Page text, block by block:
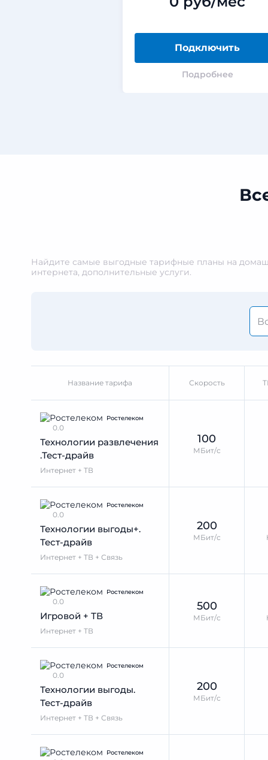
Подключить
Подробнее
Найдите самые выгодные тарифные планы на
интернета, дополнительные услуги.
Название тарифа Скорость
Ростелеком
0.0
Технологии развлечения
.Тест-драйв
Интернет + ТВ
100
МБит/с
Ростелеком
0.0
Технологии выгоды+.
Тест-драйв
Интернет + ТВ + Связь
200
МБит/с
Ростелеком
0.0
Игровой + ТВ
Интернет + ТВ
500
МБит/с
Ростелеком
0.0
Технологии выгоды.
Тест-драйв
Интернет + ТВ + Связь
200
МБит/с
Ростелеком